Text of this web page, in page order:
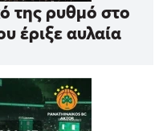
της ρυθμό στο
έριξε αυλαία